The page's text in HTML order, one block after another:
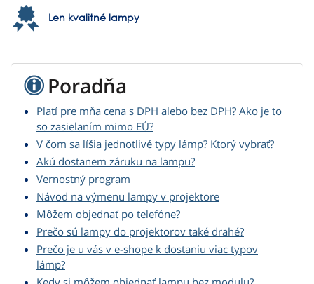
Len kvalitné lampy
Poradňa
Platí pre mňa cena s DPH alebo bez DPH? Ako je to
so zasielaním mimo EÚ?
V čom sa líšia jednotlivé typy lámp? Ktorý vybrať?
Akú dostanem záruku na lampu?
Vernostný program
Návod na výmenu lampy v projektore
Môžem objednať po telefóne?
Prečo sú lampy do projektorov také drahé?
Prečo je u vás v e-shope k dostaniu viac typov
lámp?